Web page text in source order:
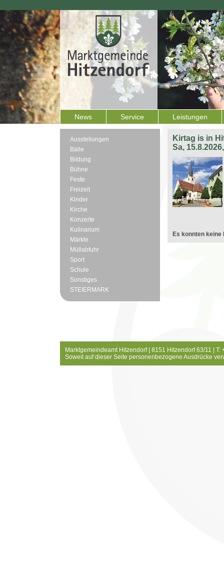
News Service Leistungen
Ausstellungen
Bälle
Bildung
Bühne
Feste
Freizeit
Kinder
Kirche
Konzerte
Kulinarium
Märkte
Müllabfuhr
Sport
Schule
Sonstiges
STEIERMARK
Kirtag is in
Sa,
Es konnten keine
Marktgemeindeamt Hitzendorf | 8151 Hitzendorf 63/11 |
Soweit auf dieser Seite personenbezogene Ausdrücke